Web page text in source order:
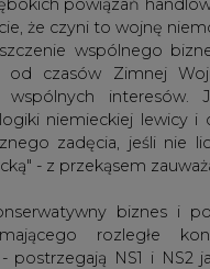
że czyni to wojnę
wspólnego
od czasów Zimnej
wspólnych interesów.
niemieckiej lewicy i
zadęcia, jeśli nie
- z przekąsem
biznes i
rozległe
postrzegają NS1 i NS2